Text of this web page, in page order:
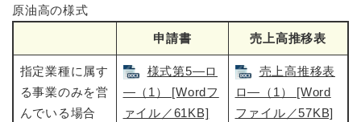
原油高の様式
申請書 売上高推移表
指定業種に属す
る事業のみを営
んでいる場合
様式第5―ロ
―（1） [Wordフ
ァイル／61KB]
売上高推移表
ロ―（1） [Word
ファイル／57KB]